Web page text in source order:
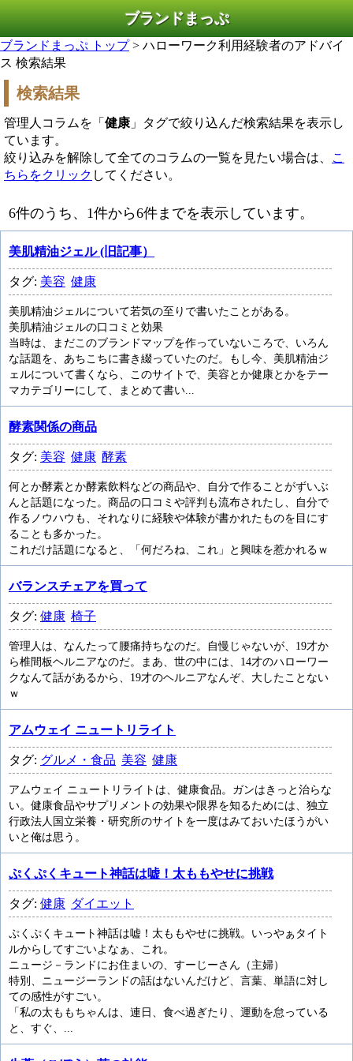
ブランドまっぷ
ブランドまっぷ トップ> ハローワーク利用経験者のアドバイ
ス 検索結果
検索結果
管理人コラムを「 健康 」タグで絞り込んだ検索結果を表示し
ています。
絞り込みを解除して全てのコラムの一覧を見たい場合は、
こ
ちらをクリック してください。
6件のうち、1件から6件までを表示しています。
美肌精油ジェル (旧記事）
タグ: 美容 健康
美肌精油ジェルについて若気の至りで書いたことがある。
美肌精油ジェルの口コミと効果
当時は、まだこのブランドマップを作っていないころで、いろん
な話題を、あちこちに書き綴っていたのだ。もし今、美肌精油ジ
ェルについて書くなら、このサイトで、美容とか健康とかをテー
マカテゴリーにして、まとめて書い...
酵素関係の商品
タグ: 美容 健康 酵素
何とか酵素とか酵素飲料などの商品や、自分で作ることがずいぶ
んと話題になった。商品の口コミや評判も流布されたし、自分で
作るノウハウも、それなりに経験や体験が書かれたものを目にす
ることも多かった。
これだけ話題になると、「何だろね、これ」と興味を惹かれるｗ
バランスチェアを買って
タグ: 健康 椅子
管理人は、なんたって腰痛持ちなのだ。自慢じゃないが、19才か
ら椎間板ヘルニアなのだ。まあ、世の中には、14才のハローワー
クなんて話があるから、19才のヘルニアなんぞ、大したことない
ｗ
アムウェイ ニュートリライト
タグ: グルメ・食品 美容 健康
アムウェイ ニュートリライトは、健康食品。ガンはきっと治らな
い。健康食品やサプリメントの効果や限界を知るためには、独立
行政法人国立栄養・研究所のサイトを一度はみておいたほうがい
いと俺は思う。
ぷくぷくキュート神話は嘘！太ももやせに挑戦
タグ: 健康 ダイエット
ぷくぷくキュート神話は嘘！太ももやせに挑戦。いっやぁタイト
ルからしてすごいよなぁ、これ。
ニュージ－ランドにお住まいの、すーじーさん（主婦）
特別、ニュージーランドの話はないんだけど、言葉、単語に対し
ての感性がすごい。
「私の太ももちゃんは、連日、食べ過ぎたり、運動を怠っている
と、すぐ、...